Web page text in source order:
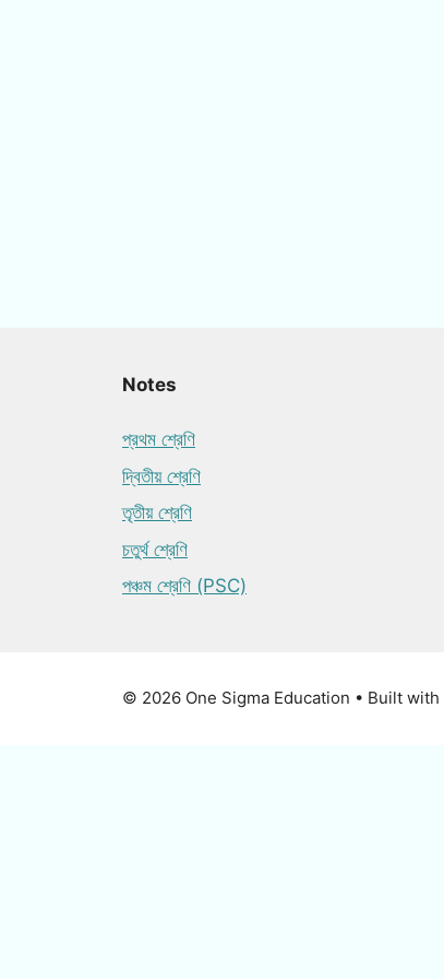
Notes
প্রথম শ্রেণি
দ্বিতীয় শ্রেণি
তৃতীয় শ্রেণি
চতুর্থ শ্রেণি
পঞ্চম শ্রেণি (PSC)
© 2026 One Sigma Education • Built with